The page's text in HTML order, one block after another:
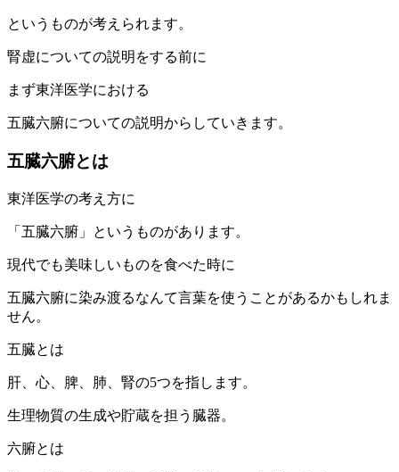
というものが考えられます。
腎虚についての説明をする前に
まず東洋医学における
五臓六腑についての説明からしていきます。
五臓六腑とは
東洋医学の考え方に
「五臓六腑」というものがあります。
現代でも美味しいものを食べた時に
五臓六腑に染み渡るなんて言葉を使うことがあるかもしれま
せん。
五臓とは
肝、心、脾、肺、腎の5つを指します。
生理物質の生成や貯蔵を担う臓器。
六腑とは